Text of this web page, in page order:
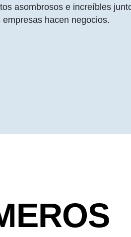
asombrosos e increíbles
hacen negocios.